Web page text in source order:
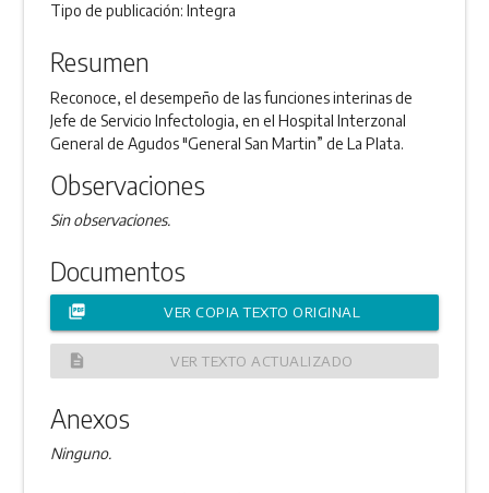
Tipo de publicación:Integra
Resumen
Reconoce, el desempeño de las funciones interinas de
Jefe de Servicio Infectologia, en el Hospital Interzonal
General de Agudos "General San Martin” de La Plata.
Observaciones
Sin observaciones.
Documentos
picture_as_pdf VER COPIA TEXTO ORIGINAL
description VER TEXTO ACTUALIZADO
Anexos
Ninguno.